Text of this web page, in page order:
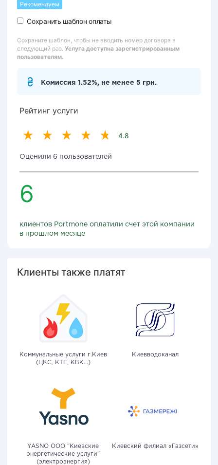
Рекомендуем
Сохранить шаблон оплаты
Сохраните шаблон, чтобы не вводить номер договора в
следующий раз. Услуга доступна зарегистрированным
пользователям.
Комиссия 1.52%, не менее 5 грн.
Рейтинг услуги
4.8
Оценили 6 пользователей
6
клиентов Portmone оплатили счет этой компании
в прошлом месяце
Клиенты также платят
Коммунальные услуги г.Киев
(ЦКС, КТЕ, КВК...)
Киевводоканал
YASNO OOO "Киевские
энергетические услуги"
(электроэнергия)
Киевский филиал «Газсети»